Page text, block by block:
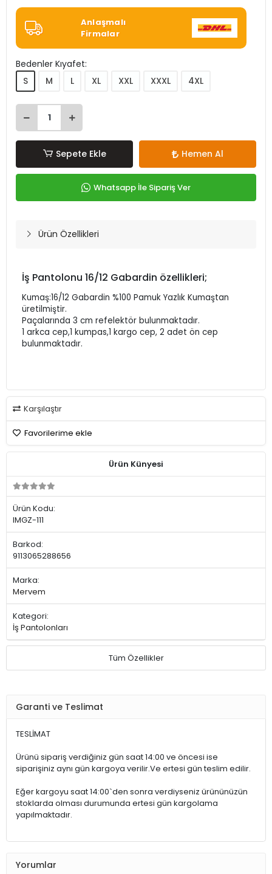
Anlaşmalı
Firmalar
Bedenler Kıyafet:
S
M L XL XXL XXXL 4XL
Sepete Ekle Hemen Al
Whatsapp İle Sipariş Ver
Ürün Özellikleri
İş Pantolonu 16/12 Gabardin özellikleri;
Kumaş:16/12 Gabardin %100 Pamuk Yazlık Kumaştan
üretilmiştir.
Paçalarında 3 cm refelektör bulunmaktadır.
1 arkca cep,1 kumpas,1 kargo cep, 2 adet ön cep
bulunmaktadır.
Karşılaştır
Favorilerime ekle
Ürün Künyesi
Ürün Kodu:
IMGZ-111
Barkod:
9113065288656
Marka:
Mervem
Kategori:
İş Pantolonları
Tüm Özellikler
Garanti ve Teslimat
TESLİMAT
Ürünü sipariş verdiğiniz gün saat 14:00 ve öncesi ise
siparişiniz aynı gün kargoya verilir.Ve ertesi gün teslim edilir.
Eğer kargoyu saat 14:00`den sonra verdiyseniz ürününüzün
stoklarda olması durumunda ertesi gün kargolama
yapılmaktadır.
Yorumlar